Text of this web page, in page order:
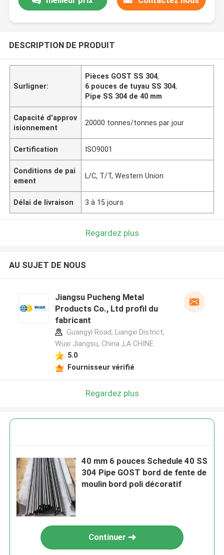
DESCRIPTION DE PRODUIT
Surligner:
Pièces GOST SS 304,
6 pouces de tuyau SS 304,
Pipe SS 304 de 40 mm
Capacité d'approv
isionnement
20000 tonnes/tonnes par jour
Certification ISO9001
Conditions de pai
ement
L/C, T/T, Western Union
Délai de livraison 3 à 15 jours
Regardez plus
AU SUJET DE NOUS
Jiangsu Pucheng Metal
Products Co., Ltd profil du
fabricant
Guangyi Road, Liangxi District,
Wuxi Jiangsu, China ,LA CHINE
5.0
Fournisseur vérifié
Regardez plus
40 mm 6 pouces Schedule 40 SS
304 Pipe GOST bord de fente de
moulin bord poli décoratif
Continuer